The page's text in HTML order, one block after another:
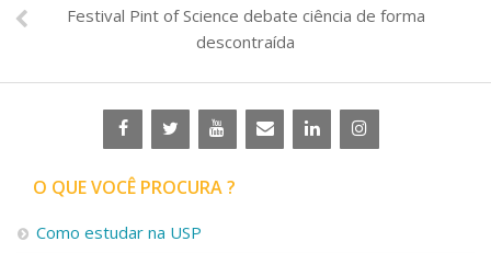
Festival Pint of Science debate ciência de forma
descontraída
O QUE VOCÊ PROCURA ?
Como estudar na USP